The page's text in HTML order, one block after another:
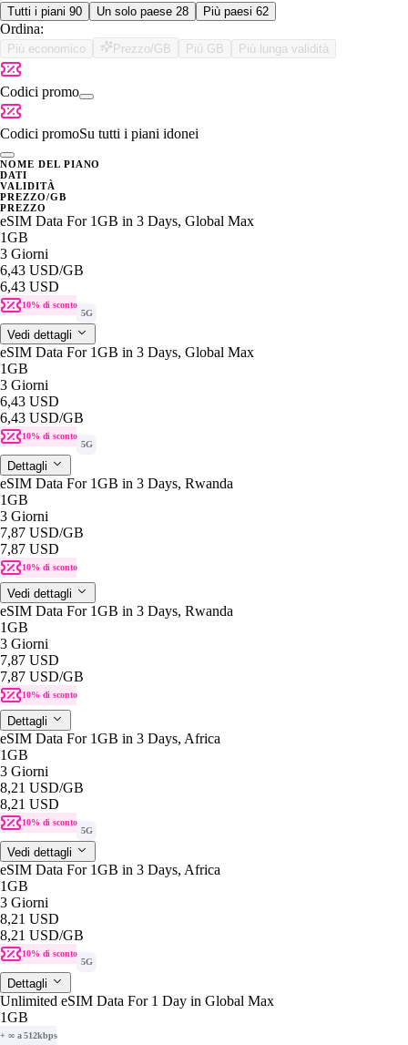
Tutti i piani 90 Un solo paese 28 Più paesi 62
Ordina:
Più economico Prezzo/GB Più GB Più lunga validità
Codici promo
Codici promoSu tutti i piani idonei
NOME DEL PIANO
DATI
VALIDITÀ
PREZZO/GB
PREZZO
eSIM Data For 1GB in 3 Days, Global Max
1GB
3 Giorni
6,43 USD/GB
6,43 USD
10% di sconto
5G
Vedi dettagli
eSIM Data For 1GB in 3 Days, Global Max
1GB
3 Giorni
6,43 USD
6,43 USD/GB
10% di sconto
5G
Dettagli
eSIM Data For 1GB in 3 Days, Rwanda
1GB
3 Giorni
7,87 USD/GB
7,87 USD
10% di sconto
Vedi dettagli
eSIM Data For 1GB in 3 Days, Rwanda
1GB
3 Giorni
7,87 USD
7,87 USD/GB
10% di sconto
Dettagli
eSIM Data For 1GB in 3 Days, Africa
1GB
3 Giorni
8,21 USD/GB
8,21 USD
10% di sconto
5G
Vedi dettagli
eSIM Data For 1GB in 3 Days, Africa
1GB
3 Giorni
8,21 USD
8,21 USD/GB
10% di sconto
5G
Dettagli
Unlimited eSIM Data For 1 Day in Global Max
1GB
+ ∞ a 512kbps